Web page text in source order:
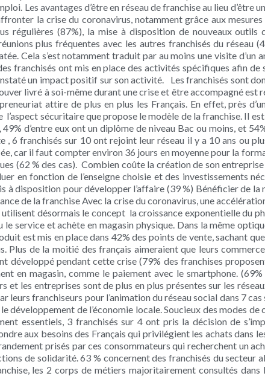
Les avantages d’être en réseau de franchise au lieu d’être
la crise du coronavirus, notamment grâce aux mesures
régulières (87%), la mise à disposition de nouveaux outils
plus fréquentes avec les autres franchisés du réseau
Cela s’est notamment traduit par au moins une visite d’un
franchisés ont mis en place des activités spécifiques afin de
un impact positif sur son activité. Les franchisés sont
livré à soi-même durant une crise et être accompagné est
attire de plus en plus les Français. En effet, près
sécuritaire que propose le modèle de la franchise. Il
d’entre eux ont un diplôme de niveau Bac ou moins, et
, 6 franchisés sur 10 ont rejoint leur réseau il y a 10 ans ou
car il faut compter environ 36 jours en moyenne pour la
(62 % des cas). Combien coûte la création de son
fonction de l’enseigne choisie et des investissements
à disposition pour développer l’affaire (39 %) Bénéficier de la
de la franchise Avec la crise du coronavirus, une
désormais le concept la croissance exponentielle du
service et achète en magasin physique. Dans la même
est mis en place dans 42% des points de vente, sachant
Plus de la moitié des français aimeraient que leurs
développé pendant cette crise (79% des franchises
en magasin, comme le paiement avec le smartphone.
les entreprises sont de plus en plus présentes sur les
leurs franchiseurs pour l’animation du réseau social dans 7 cas
développement de l’économie locale. Soucieux des modes
essentiels, 3 franchisés sur 4 ont pris la décision de
aux besoins des Français qui privilégient les achats dans
prisés par ces consommateurs qui recherchent un
de solidarité. 63 % concernent des franchisés du secteur
les 2 corps de métiers majoritairement consultés dans